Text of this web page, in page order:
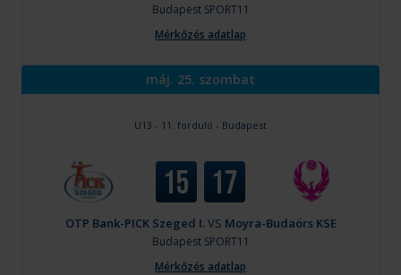
Budapest SPORT11
Mérkőzés adatlap
máj. 25. szombat
U13 - 11. forduló - Budapest
15 17
OTP Bank-PICK Szeged I.VS Moyra-Budaörs KSE
Budapest SPORT11
Mérkőzés adatlap